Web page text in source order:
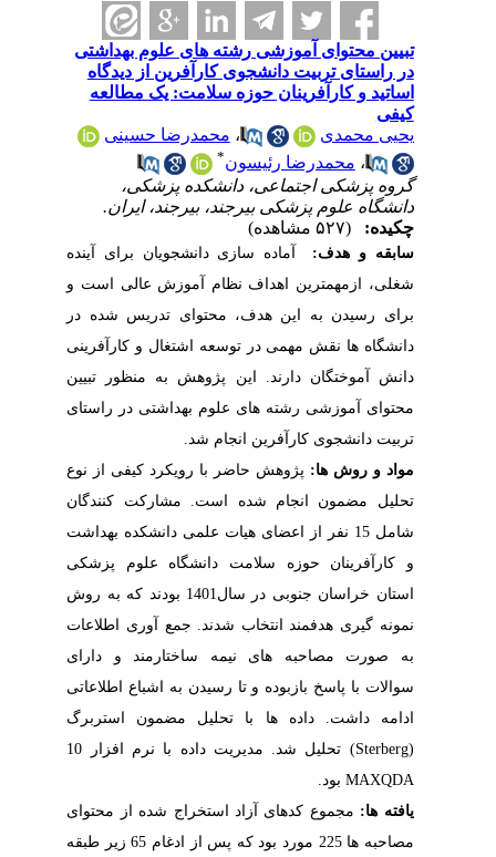
تبیین محتوای آموزشی رشته های علوم بهداشتی
در راستای تربیت دانشجوی کارآفرین از دیدگاه
اساتید و کارآفرینان حوزه سلامت: یک مطالعه
کیفی
یحیی محمدی
،محمدرضا حسینی
،محمدرضا رئیسون *
گروه پزشکی اجتماعی، دانشکده پزشکی،
دانشگاه علوم پزشکی بیرجند، بیرجند، ایران.
چکیده:
سابقه و هدف: آماده سازی دانشجویان برای آینده
شغلی، ازمهمترین اهداف نظام آموزش عالی است و
برای رسیدن به این هدف، محتوای تدریس شده در
دانشگاه ها نقش مهمی در توسعه اشتغال و کارآفرینی
دانش آموختگان دارند. این پژوهش به منظور تبیین
محتوای آموزشی رشته های علوم بهداشتی در راستای
تربیت دانشجوی کارآفرین انجام شد.
مواد و روش ها:پژوهش حاضر با رویکرد کیفی از نوع
تحلیل مضمون انجام شده است. مشارکت­ کنندگان
شامل 15 نفر از اعضای هیات علمی
دانشکده بهداشت
و کارآفرینان حوزه سلامت دانشگاه علوم پزشکی
استان خراسان جنوبی در سال1401
بودند که به روش
نمونه­ گیری هدفمند انتخاب شدند. جمع آوری اطلاعات
به صورت مصاحبه های نیمه ساختارمند و دارای
سوالات با پاسخ بازبوده و تا رسیدن به اشباع اطلاعاتی
ادامه داشت. داده ها باتحلیل مضمون استربرگ
Sterberg
)تحلیل شد. مدیریت داده با نرم افزار 10
MAXQDA بود.
یافته ها: مجموع کدهای آزاد استخراج شده از محتوای
مصاحبه ها 225 مورد بود که پس از ادغام 65 زیر طبقه